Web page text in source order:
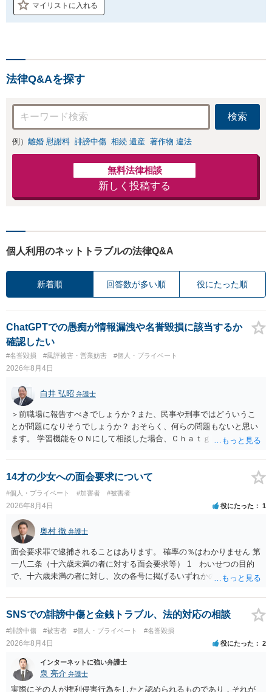
マイリストに入れる
法律Q&Aを探す
検索
例） 離婚 慰謝料 誹謗中傷 相続 遺産 著作物 違法
無料法律相談
新しく投稿する
個人利用のネットトラブルの法律Q&A
新着順 回答数が多い順 役にたった順
ChatGPTでの愚痴が情報漏洩や名誉毀損に該当するか
確認したい
#名誉毀損 #風評被害・営業妨害 #個人・プライベート
2026年8月4日
白井 弘昭 弁護士
＞前職場に報告すべきでしょうか？また、民事や刑事ではどういうこ
とが問題になりそうでしょうか？ おそらく、何らの問題もないと思い
ます。 学習機能をＯＮにして相談した場合、Ｃｈａｔｇｐｔがｏｐｅ
する可能性がありますが、個人名や会社名を特定していない限り、一
般論として抽象化されて回答に織り込まれる可能性が生じるにすぎま
せんので、その情報自体が、秘密情報に当たるとは思えませんし、名
誉棄損として、個人や会社に対する誹謗中傷の不特定多数への公開に
当たるとも思われません。 もちろん、誰がその内容をｃｈａｔｇｐｔ
に入力したかも第三者にしられることはないので、個人や会社の特定
をせずに書き込んだことで（おそらく特定して書き込んだとして
も）、相談者さんが刑事民事の責任に問われることはないでしょう。
私見ながらご参考まで。
14才の少女への面会要求について
#個人・プライベート #加害者 #被害者
2026年8月4日 役にたった 1
奥村 徹 弁護士
面会要求罪で逮捕されることはあります。 確率の％はわかりません 第
一八二条（十六歳未満の者に対する面会要求等） 1 わいせつの目的
で、十六歳未満の者に対し、次の各号に掲げるいずれかの行為をした
が生まれた日より五年以上前の日に生まれた者に限る。）は、一年以
下の拘禁刑又は五十万円以下の罰金に処する。 一 威迫し、偽計を用
い又は誘惑して面会を要求すること。 二 拒まれたにもかかわらず、
反復して面会を要求すること。 三 金銭その他の利益を供与し、又は
その申込み若しくは約束をして面会を要求すること。 2前項の罪を犯
し、よってわいせつの目的で当該十六歳未満の者と面会をした者は、
二年以下の拘禁刑又は百万円以下の罰金に処する。
SNSでの誹謗中傷と金銭トラブル、法的対応の相談
#誹謗中傷 #被害者 #個人・プライベート #名誉毀損
2026年8月4日 役にたった 2
インターネットに強い弁護士
泉 亮介 弁護士
実際にその人が権利侵害行為をしたと認められるものであり，それが